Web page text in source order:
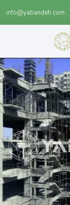
info@yabandeh.com